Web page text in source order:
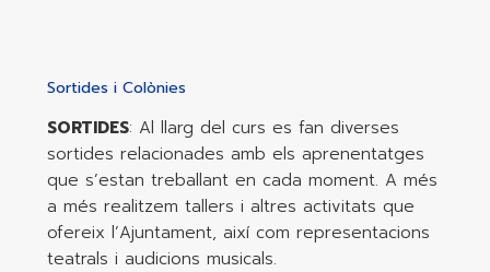
Sortides i Colònies
SORTIDES: Al llarg del curs es fan diverses
sortides relacionades amb els aprenentatges
que s’estan treballant en cada moment. A més
a més realitzem tallers i altres activitats que
ofereix l’Ajuntament, així com representacions
teatrals i audicions musicals.